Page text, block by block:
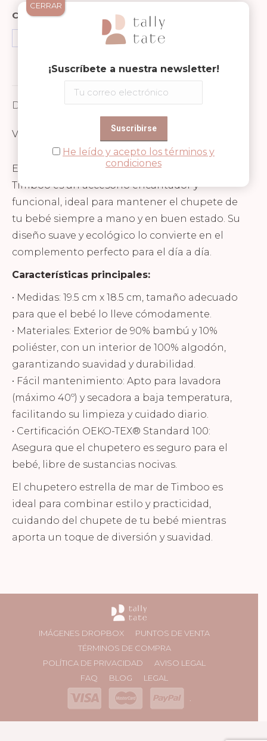
Compartir en
FacebookWhatsApp
Share
on
Pinterest
Descripción
Valoraciones (0)
El chupetero con forma de estrella de mar de
Timboo es un accesorio encantador y
funcional, ideal para mantener el chupete de
tu bebé siempre a mano y en buen estado. Su
diseño suave y ecológico lo convierte en el
complemento perfecto para el día a día.
Características principales:
• Medidas: 19.5 cm x 18.5 cm, tamaño adecuado
para que el bebé lo lleve cómodamente.
• Materiales: Exterior de 90% bambú y 10%
poliéster, con un interior de 100% algodón,
garantizando suavidad y durabilidad.
• Fácil mantenimiento: Apto para lavadora
(máximo 40º) y secadora a baja temperatura,
facilitando su limpieza y cuidado diario.
• Certificación OEKO-TEX® Standard 100:
Asegura que el chupetero es seguro para el
bebé, libre de sustancias nocivas.
El chupetero estrella de mar de Timboo es
ideal para combinar estilo y practicidad,
cuidando del chupete de tu bebé mientras
aporta un toque de diversión y suavidad.
IMÁGENES DROPBOX
PUNTOS DE VENTA
TÉRMINOS DE COMPRA
POLÍTICA DE PRIVACIDAD
AVISO LEGAL
FAQ
BLOG LEGAL
¡Suscríbete a nuestra newsletter!
He leído y acepto los términos y
condiciones
CERRAR